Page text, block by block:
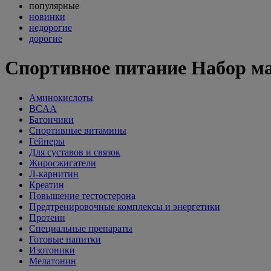
популярные
новинки
недорогие
дорогие
Спортивное питание Набор
Аминокислоты
BCAA
Батончики
Спортивные витамины
Гейнеры
Для суставов и связок
Жиросжигатели
Л-карнитин
Креатин
Повышение тестостерона
Предтренировочные комплексы и энергетики
Протеин
Специальные препараты
Готовые напитки
Изотоники
Мелатонин